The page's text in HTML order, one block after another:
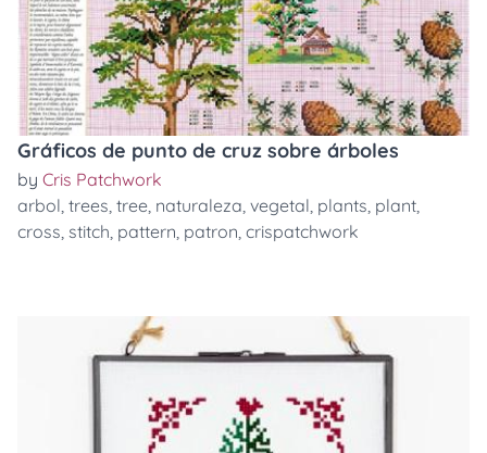
Gráficos de punto de cruz sobre árboles
by Cris Patchwork
arbol, trees, tree, naturaleza, vegetal, plants, plant,
cross, stitch, pattern, patron, crispatchwork